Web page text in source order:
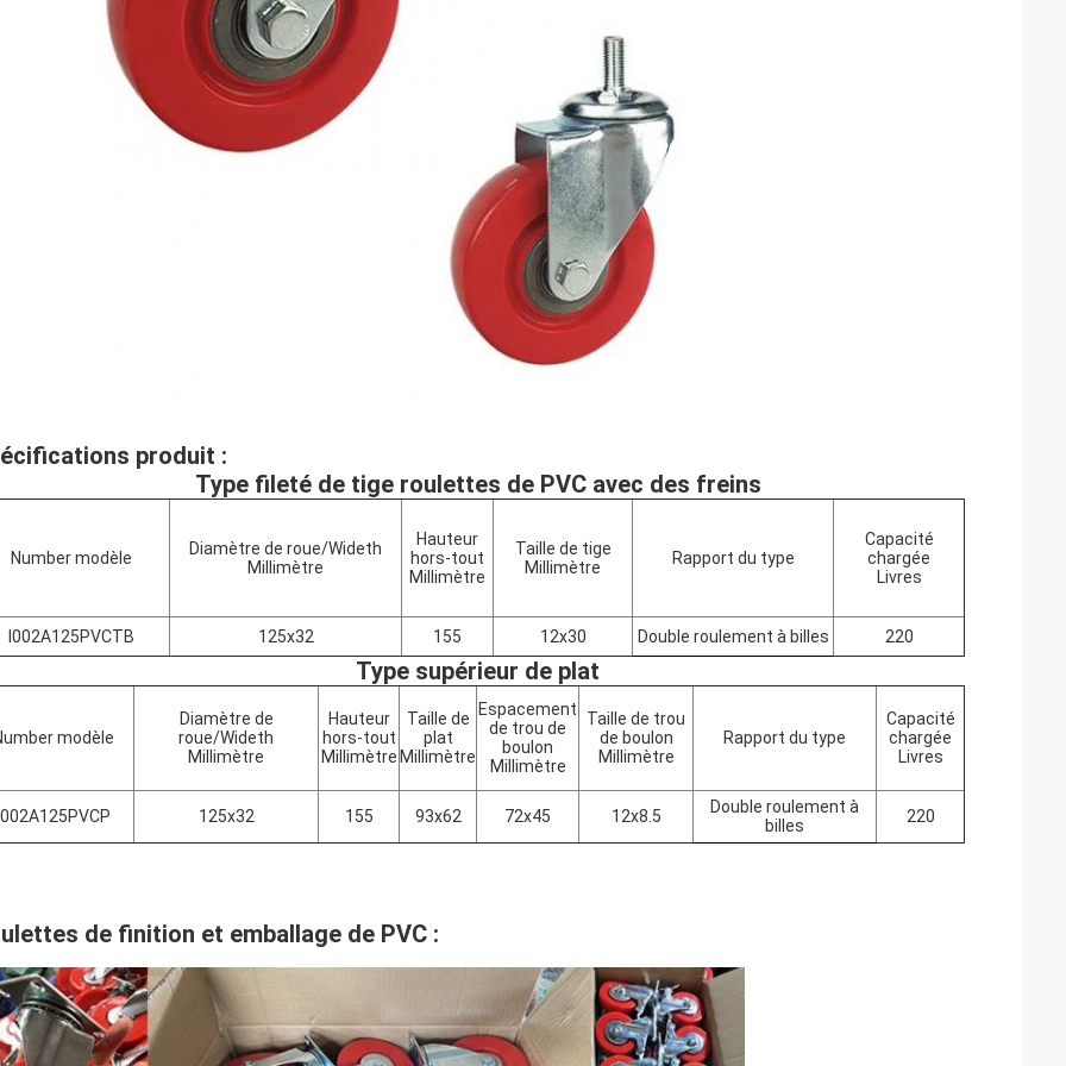
produit :
Type fileté de tige roulettes de PVC avec des freins
Number modèle
Diamètre de roue/Wideth
Millimètre
Hauteur
hors-tout
Millimètre
Taille de tige
Millimètre
Rapport du type
Capacité
chargée
Livres
I002A125PVCTB 125x32 155 12x30 Double roulement à billes 220
Type supérieur de plat
modèle
Diamètre de
roue/Wideth
Millimètre
Hauteur
hors-tout
Millimètre
Taille de
plat
Millimètre
Espacement
de trou de
boulon
Millimètre
Taille de trou
de boulon
Millimètre
Rapport du type
Capacité
chargée
Livres
125x32 155 93x62 72x45 12x8.5 Double roulement à
billes
220
de finition et emballage de PVC :